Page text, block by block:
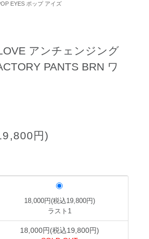
EYES ポップ アイズ
アンチェンジング
PANTS BRN ワ
円)
18,000円(税込19,800円)
ラスト1
18,000円(税込19,800円)